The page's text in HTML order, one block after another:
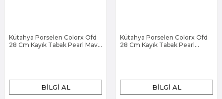
Kütahya Porselen Colorx Ofd
28 Cm Kayık Tabak Pearl Mavi
BILGI AL
Kütahya Porselen Colorx Ofd
28 Cm Kayık Tabak Pearl
BILGI AL